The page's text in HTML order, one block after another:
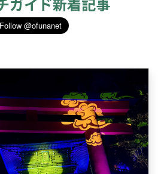
ガイド新着記事